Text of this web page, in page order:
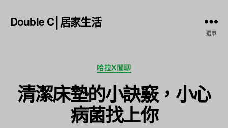
Double C│居家生活
選單
分
類
哈拉X閒聊
清潔床墊的小訣竅，小心
病菌找上你